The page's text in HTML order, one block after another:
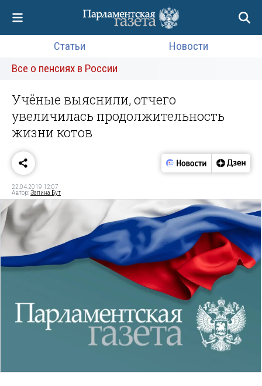
Статьи
Новости
Все о пенсиях в России
Учёные выяснили, отчего
увеличилась продолжительность
жизни котов
22.04.2019 12:07
Автор:Залина Бут